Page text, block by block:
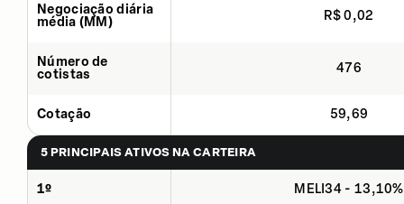
Negociação diária
média (MM)
R$ 0,02
Número de
cotistas
476
Cotação 59,69
5 PRINCIPAIS ATIVOS NA CARTEIRA
1º MELI34 - 13,10%